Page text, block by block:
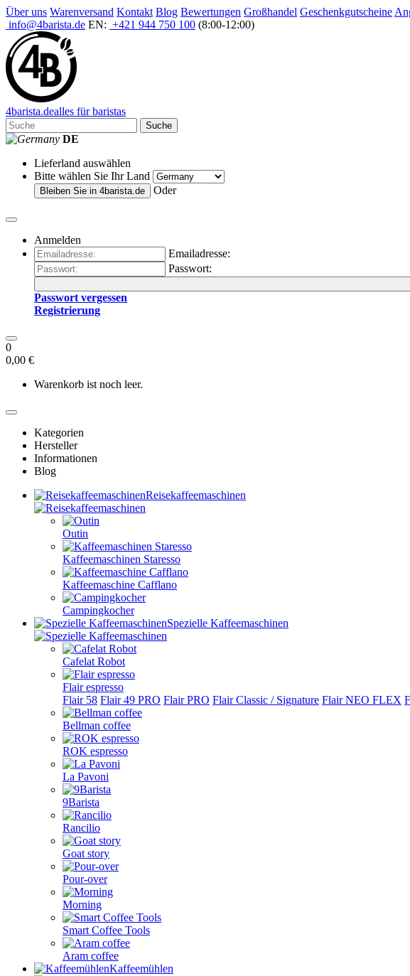
Über uns Warenversand Kontakt Blog Bewertungen Großhandel Geschenkgutscheine
info@4barista.de EN: +421 944 750 100 (8:00-12:00)
4barista.dealles für baristas
Suche
DE
Lieferland auswählen
Bitte wählen Sie Ihr Land
Bleiben Sie in 4barista.de Oder
Anmelden
Emailadresse:
Passwort:
Passwort vergessen
Registrierung
0
0,00 €
Warenkorb ist noch leer.
Kategorien
Hersteller
Informationen
Blog
Reisekaffeemaschinen
Outin
Kaffeemaschinen Staresso
Kaffeemaschine Cafflano
Campingkocher
Spezielle Kaffeemaschinen
Cafelat Robot
Flair espresso
Flair 58 Flair 49 PRO Flair PRO Flair Classic / Signature Flair NEO FLEX
Bellman coffee
ROK espresso
La Pavoni
9Barista
Rancilio
Goat story
Pour-over
Morning
Smart Coffee Tools
Aram coffee
Kaffeemühlen